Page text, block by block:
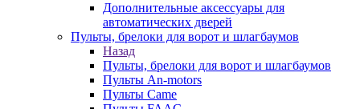
Дополнительные аксессуары для
автоматических дверей
Пульты, брелоки для ворот и шлагбаумов
Назад
Пульты, брелоки для ворот и шлагбаумов
Пульты An-motors
Пульты Came